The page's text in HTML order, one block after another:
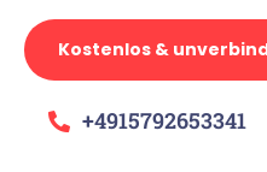
Kostenlos &
+4915792653341